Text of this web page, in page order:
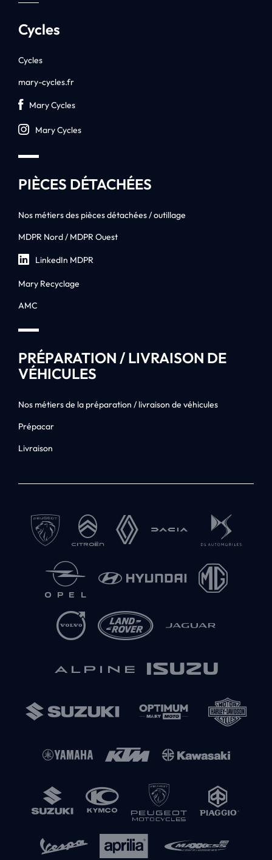
Cycles
Cycles
mary-cycles.fr
Mary Cycles
Mary Cycles
PIÈCES DÉTACHÉES
Nos métiers des pièces détachées / outillage
MDPR Nord / MDPR Ouest
LinkedIn MDPR
Mary Recyclage
AMC
PRÉPARATION / LIVRAISON DE
VÉHICULES
Nos métiers de la préparation / livraison de véhicules
Prépacar
Livraison